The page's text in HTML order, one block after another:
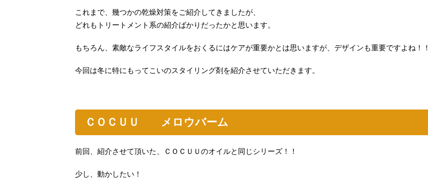
これまで、幾つかの乾燥対策をご紹介してきましたが、
どれもトリートメント系の紹介ばかりだったかと思います。
もちろん、素敵なライフスタイルをおくるにはケアが重要かとは思いますが、デザインも重要ですよね！！
今回は冬に特にもってこいのスタイリング剤を紹介させていただきます。
ＣＯＣＵＵ メロウバーム
前回、紹介させて頂いた、ＣＯＣＵＵのオイルと同じシリーズ！！
少し、動かしたい！